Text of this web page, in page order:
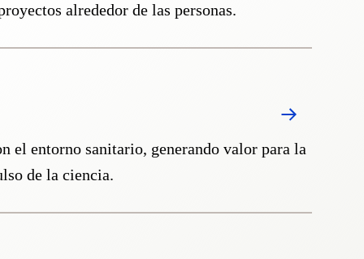
alrededor de las personas.
el entorno sanitario, generando valor para la
de la ciencia.